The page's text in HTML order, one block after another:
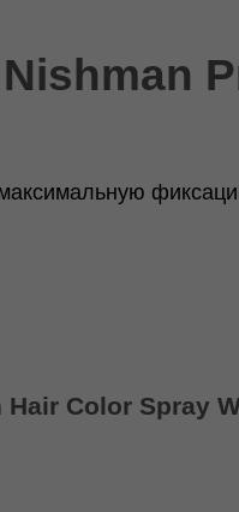
Color Spray